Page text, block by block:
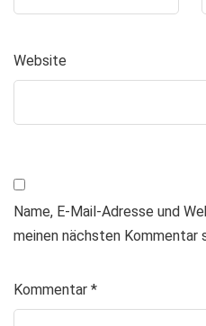
Website
Name, E-Mail-Adresse und
meinen nächsten Kommentar
Kommentar *